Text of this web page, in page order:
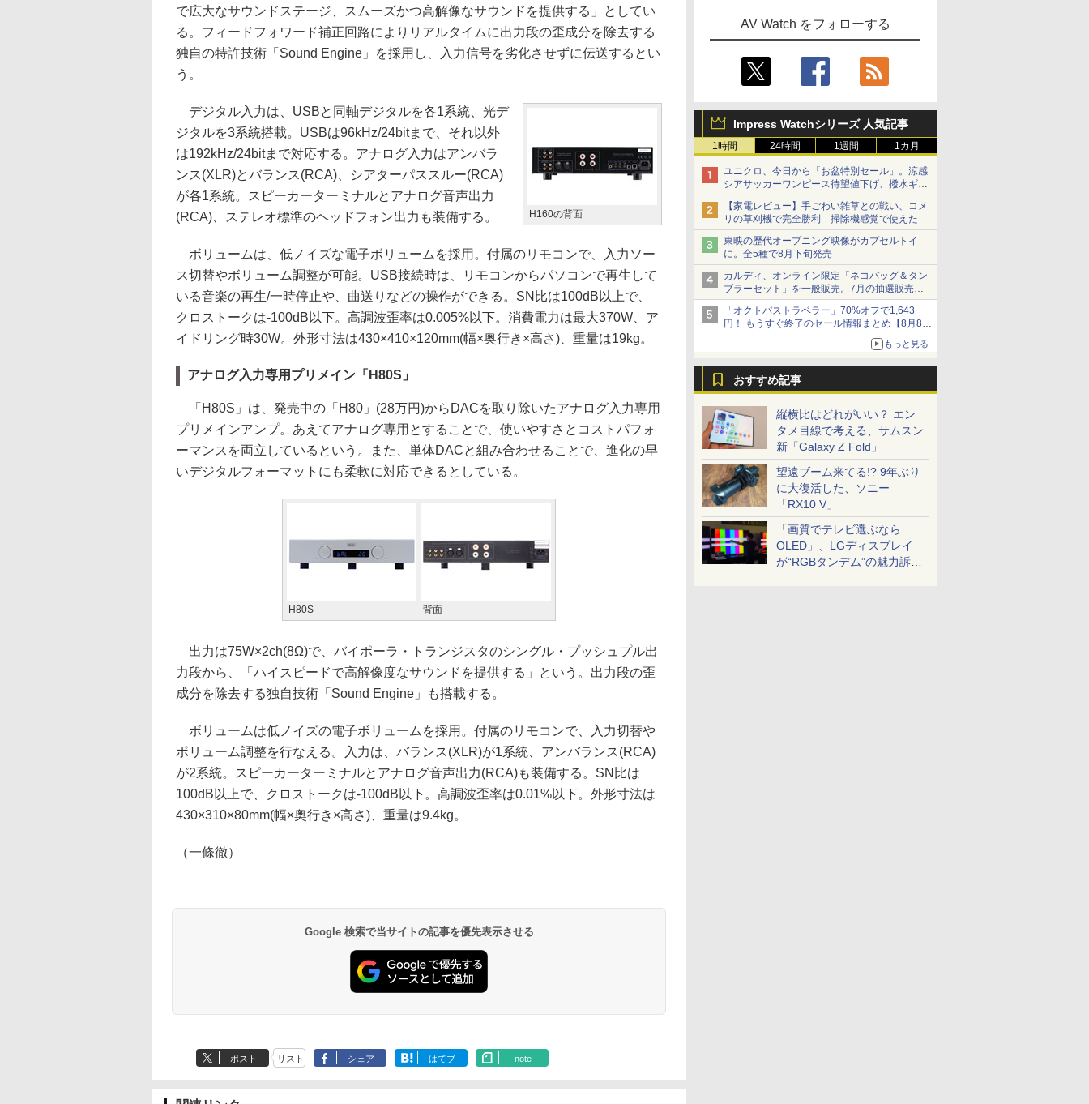
AV Watch をフォローする
Impress Watchシリーズ 人気記事
1時間 24時間 1週間 1カ月
ユニクロ、今日から「お盆特別セール」。涼感
シアサッカーワンピース待望値下げ、撥水ギア
ショーツは1990円に
【家電レビュー】手ごわい雑草との戦い、コメ
リの草刈機で完全勝利 掃除機感覚で使えた
東映の歴代オープニング映像がカプセルトイ
に。全5種で8月下旬発売
カルディ、オンライン限定「ネコバッグ＆タン
ブラーセット」を一般販売。7月の抽選販売の
当選無効分
「オクトパストラベラー」70%オフで1,643
円！ もうすぐ終了のセール情報まとめ【8月8日
ニンテンドーeショップでは「大神 絶景版」が
もっと見る
おすすめ記事
縦横比はどれがいい？ エン
タメ目線で考える、サムスン
新「Galaxy Z Fold」
望遠ブーム来てる!? 9年ぶり
に大復活した、ソニー
「RX10 V」
「画質でテレビ選ぶなら
OLED」、LGディスプレイ
が“RGBタンデム”の魅力訴
で広大なサウンドステージ、スムーズかつ高解像なサウンドを提供する」としてい
る。フィードフォワード補正回路によりリアルタイムに出力段の歪成分を除去する
独自の特許技術「Sound Engine」を採用し、入力信号を劣化させずに伝送するとい
う。
H160の背面
デジタル入力は、USBと同軸デジタルを各1系統、光デ
ジタルを3系統搭載。USBは96kHz/24bitまで、それ以外
は192kHz/24bitまで対応する。アナログ入力はアンバラ
ンス(XLR)とバランス(RCA)、シアターパススルー(RCA)
が各1系統。スピーカーターミナルとアナログ音声出力
(RCA)、ステレオ標準のヘッドフォン出力も装備する。
ボリュームは、低ノイズな電子ボリュームを採用。付属のリモコンで、入力ソー
ス切替やボリューム調整が可能。USB接続時は、リモコンからパソコンで再生して
いる音楽の再生/一時停止や、曲送りなどの操作ができる。SN比は100dB以上で、
クロストークは-100dB以下。高調波歪率は0.005%以下。消費電力は最大370W、ア
イドリング時30W。外形寸法は430×410×120mm(幅×奥行き×高さ)、重量は19kg。
アナログ入力専用プリメイン「H80S」
「H80S」は、発売中の「H80」(28万円)からDACを取り除いたアナログ入力専用
プリメインアンプ。あえてアナログ専用とすることで、使いやすさとコストパフォ
ーマンスを両立しているという。また、単体DACと組み合わせることで、進化の早
いデジタルフォーマットにも柔軟に対応できるとしている。
H80S 背面
出力は75W×2ch(8Ω)で、バイポーラ・トランジスタのシングル・プッシュプル出
力段から、「ハイスピードで高解像度なサウンドを提供する」という。出力段の歪
成分を除去する独自技術「Sound Engine」も搭載する。
ボリュームは低ノイズの電子ボリュームを採用。付属のリモコンで、入力切替や
ボリューム調整を行なえる。入力は、バランス(XLR)が1系統、アンバランス(RCA)
が2系統。スピーカーターミナルとアナログ音声出力(RCA)も装備する。SN比は
100dB以上で、クロストークは-100dB以下。高調波歪率は0.01%以下。外形寸法は
430×310×80mm(幅×奥行き×高さ)、重量は9.4kg。
（一條徹）
Google 検索で当サイトの記事を優先表示させる
ポスト リスト シェア はてブ note